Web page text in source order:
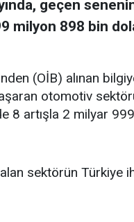
geçen
milyon 898 bin
(OİB) alınan
otomotiv
8 artışla 2 milyar
sektörün Türkiye